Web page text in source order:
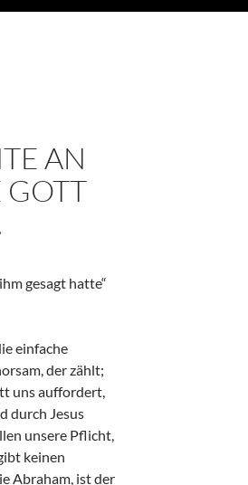
AN
GOTT
gesagt hatte“
einfache
der zählt;
uns auffordert,
durch Jesus
unsere Pflicht,
keinen
Abraham, ist der